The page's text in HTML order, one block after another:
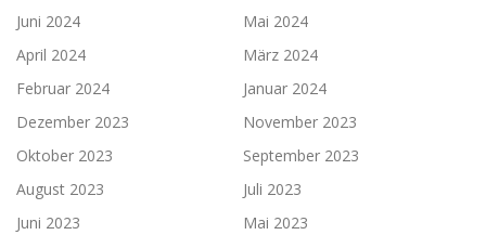
Juni 2024
Mai 2024
April 2024
März 2024
Februar 2024
Januar 2024
Dezember 2023
November 2023
Oktober 2023
September 2023
August 2023
Juli 2023
Juni 2023
Mai 2023